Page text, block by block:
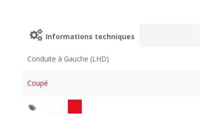
Informations techniques
Conduite à Gauche (LHD)
Coupé